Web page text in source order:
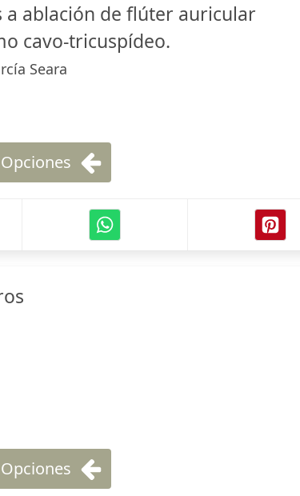
a ablación de flúter auricular
cavo-tricuspídeo.
Seara